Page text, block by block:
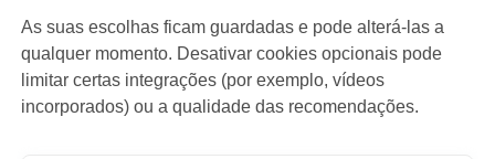
As suas escolhas ficam guardadas e pode alterá-las a
qualquer momento. Desativar cookies opcionais pode
limitar certas integrações (por exemplo, vídeos
incorporados) ou a qualidade das recomendações.